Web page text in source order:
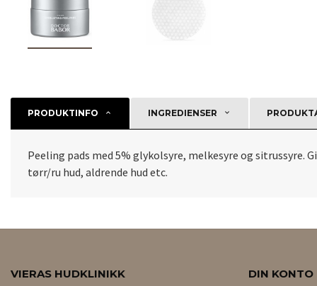
PRODUKTINFO INGREDIENSER
Peeling pads med 5% glykolsyre, melkesyre og
tørr/ru hud, aldrende hud etc.
VIERAS HUDKLINIKK DIN KONTO